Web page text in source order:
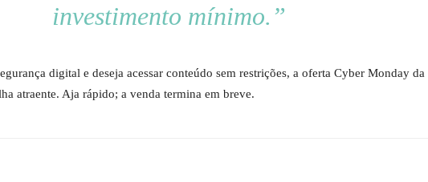
investimento mínimo.”
digital e deseja acessar conteúdo sem restrições, a oferta Cyber ​​Monday da
atraente. Aja rápido; a venda termina em breve.